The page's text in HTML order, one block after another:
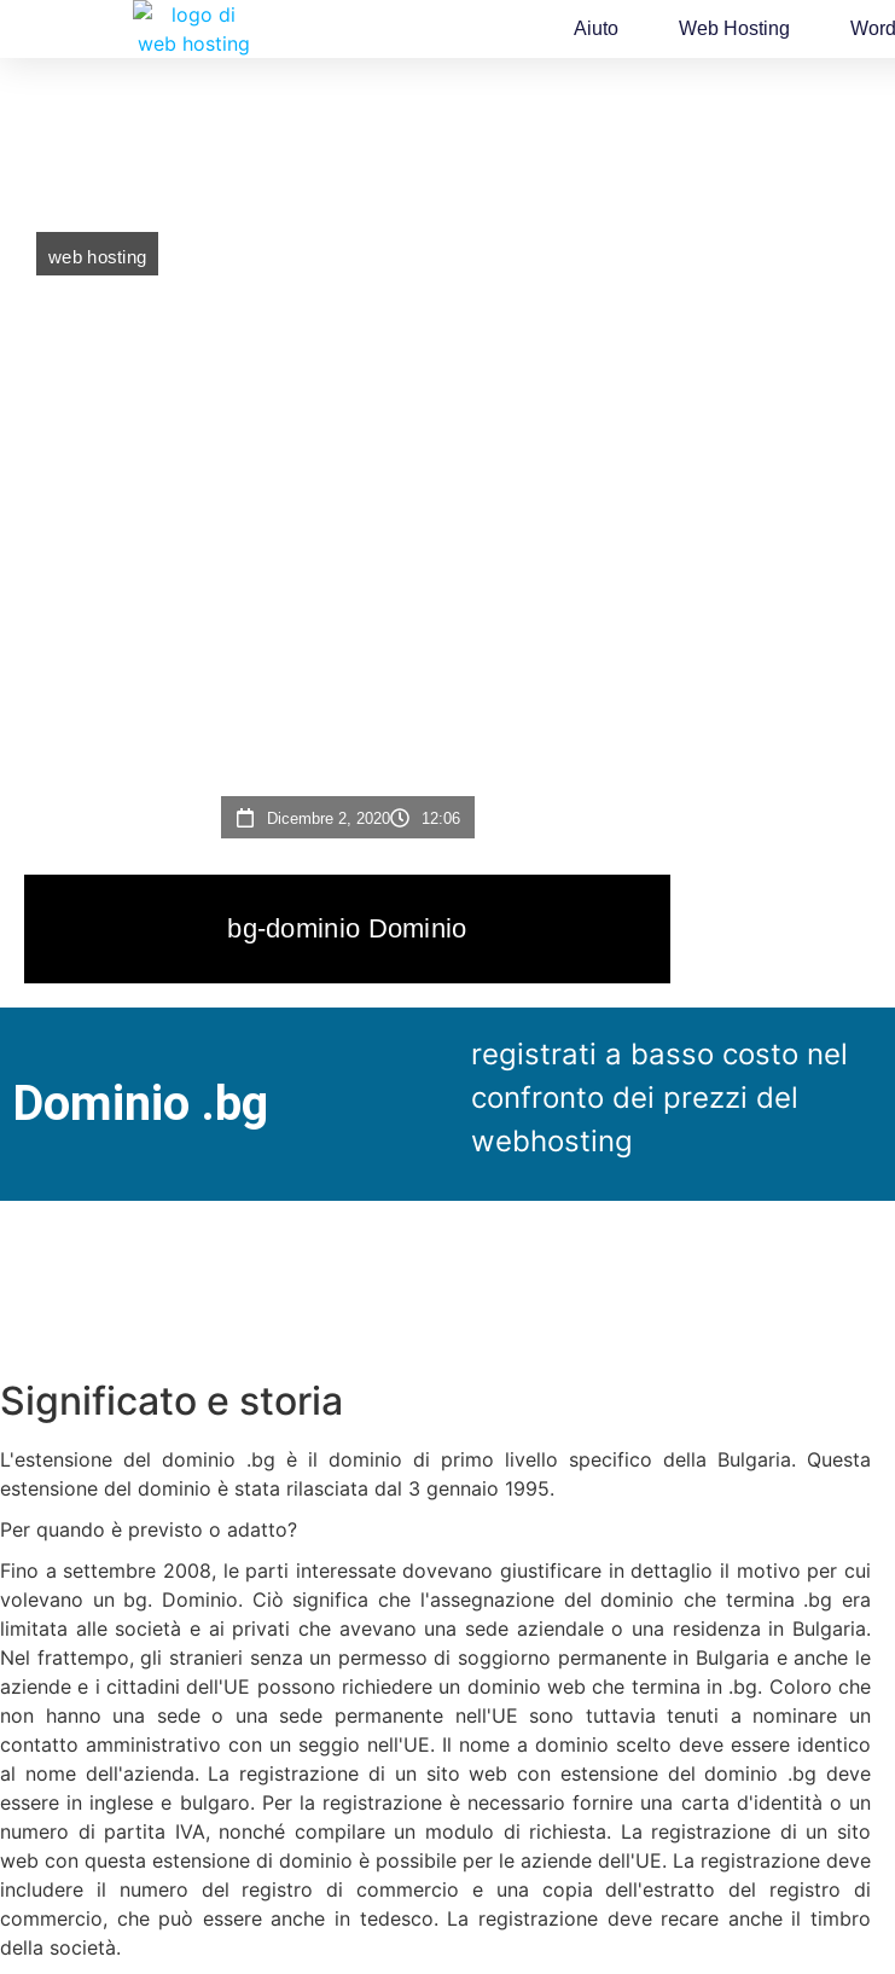
Aiuto Web Hosting
web hosting
Dicembre 2, 2020 12:06
bg-dominio Dominio
Dominio .bg
registrati a basso costo nel
confronto dei prezzi del
webhosting
Significato e storia
L'estensione del dominio .bg è il dominio di primo livello specifico della Bulgaria. Questa
estensione del dominio è stata rilasciata dal 3 gennaio 1995.
Per quando è previsto o adatto?
Fino a settembre 2008, le parti interessate dovevano giustificare in dettaglio il motivo per cui
volevano un bg. Dominio. Ciò significa che l'assegnazione del dominio che termina .bg era
limitata alle società e ai privati che avevano una sede aziendale o una residenza in Bulgaria.
Nel frattempo, gli stranieri senza un permesso di soggiorno permanente in Bulgaria e anche le
aziende e i cittadini dell'UE possono richiedere un dominio web che termina in .bg. Coloro che
non hanno una sede o una sede permanente nell'UE sono tuttavia tenuti a nominare un
contatto amministrativo con un seggio nell'UE. Il nome a dominio scelto deve essere identico
al nome dell'azienda. La registrazione di un sito web con estensione del dominio .bg deve
essere in inglese e bulgaro. Per la registrazione è necessario fornire una carta d'identità o un
numero di partita IVA, nonché compilare un modulo di richiesta. La registrazione di un sito
web con questa estensione di dominio è possibile per le aziende dell'UE. La registrazione deve
includere il numero del registro di commercio e una copia dell'estratto del registro di
commercio, che può essere anche in tedesco. La registrazione deve recare anche il timbro
della società.